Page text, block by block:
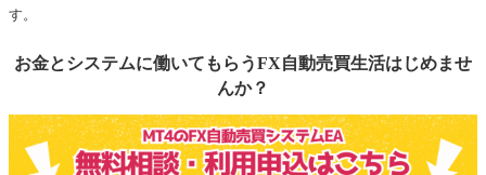
す。
お金とシステムに働いてもらうFX自動売買生活はじめませ
んか？